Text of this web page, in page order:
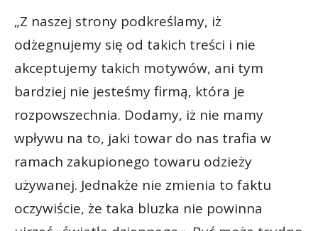
„Z naszej strony podkreślamy, iż
odżegnujemy się od takich treści i nie
akceptujemy takich motywów, ani tym
bardziej nie jesteśmy firmą, która je
rozpowszechnia. Dodamy, iż nie mamy
wpływu na to, jaki towar do nas trafia w
ramach zakupionego towaru odzieży
używanej. Jednakże nie zmienia to faktu
oczywiście, że taka bluzka nie powinna